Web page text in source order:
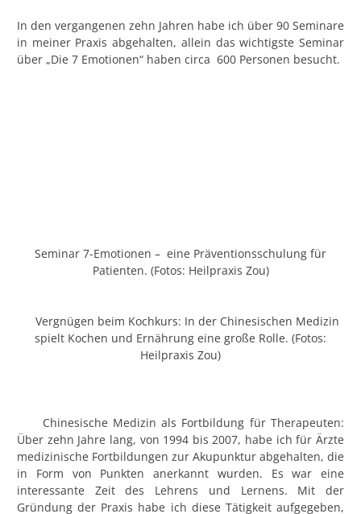
In den vergangenen zehn Jahren habe ich über 90 Seminare
in meiner Praxis abgehalten, allein das wichtigste Seminar
über „Die 7 Emotionen“ haben circa 600 Personen besucht.
Seminar 7-Emotionen – eine Präventionsschulung für
Patienten. (Fotos: Heilpraxis Zou)
Vergnügen beim Kochkurs: In der Chinesischen Medizin
spielt Kochen und Ernährung eine große Rolle. (Fotos:
Heilpraxis Zou)
Chinesische Medizin als Fortbildung für Therapeuten:
Über zehn Jahre lang, von 1994 bis 2007, habe ich für Ärzte
medizinische Fortbildungen zur Akupunktur abgehalten, die
in Form von Punkten anerkannt wurden. Es war eine
interessante Zeit des Lehrens und Lernens. Mit der
Gründung der Praxis habe ich diese Tätigkeit aufgegeben,